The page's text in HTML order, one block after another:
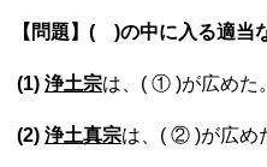
【問題】( )の中に入る適当
(1) 浄土宗は、( ① )が広めた。
(2) 浄土真宗は、( ② )が広め